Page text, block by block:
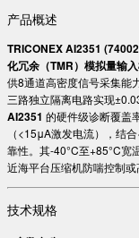
产品概述
TRICONEX AI2351
化冗余（TMR）模拟量输
供8通道高密度信号采集能
三路独立隔离电路实现
AI2351 的硬件级诊断覆盖
（<15μA激发电流），结
靠性。其-40°C至+85°C
近海平台压缩机防喘控制或
技术规格